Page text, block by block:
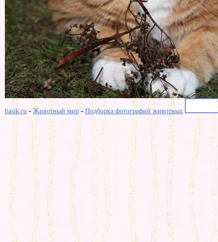
basik.ru -Животный мир- Подборка фотографий животных